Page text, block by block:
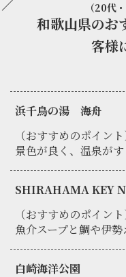
（20代
和歌山県のお
客様
浜千鳥の湯 海舟
（おすすめのポイント
景色が良く、温泉がす
SHIRAHAMA KEY
（おすすめのポイント
魚介スープと鯛や伊
白崎海洋公園